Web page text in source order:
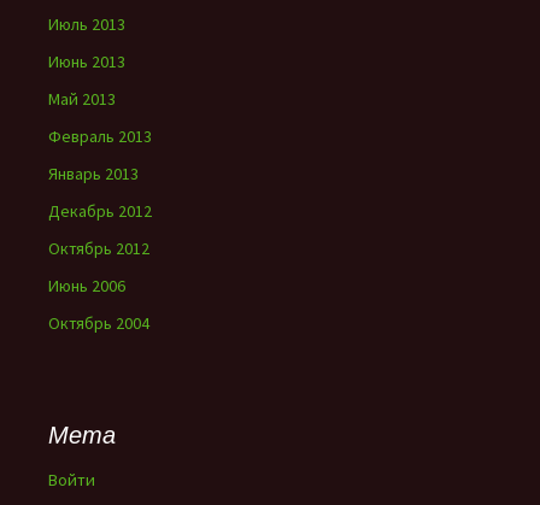
Июль 2013
Июнь 2013
Май 2013
Февраль 2013
Январь 2013
Декабрь 2012
Октябрь 2012
Июнь 2006
Октябрь 2004
Мета
Войти